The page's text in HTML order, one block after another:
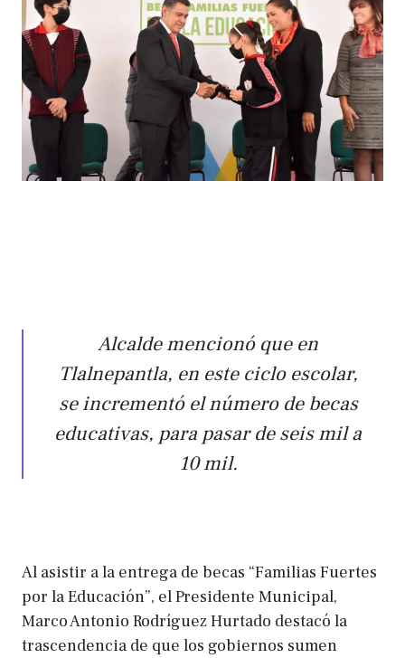
Alcalde mencionó que en
Tlalnepantla, en este ciclo escolar,
se incrementó el número de becas
educativas, para pasar de seis mil a
10 mil.
Al asistir a la entrega de becas “Familias Fuertes
por la Educación”, el Presidente Municipal,
Marco Antonio Rodríguez Hurtado destacó la
trascendencia de que los gobiernos sumen